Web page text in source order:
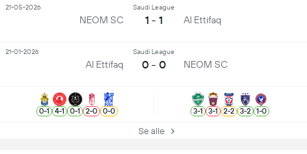
NEOM SC
Saudi League
1 - 1 Al Ettifaq
21-05-2026
Al Ettifaq
Saudi League
0 - 0 NEOM SC
21-01-2026
0-1 4-1 0-1 2-0 0-0 3-1 3-1 2-2 3-2 1-0
Se alle